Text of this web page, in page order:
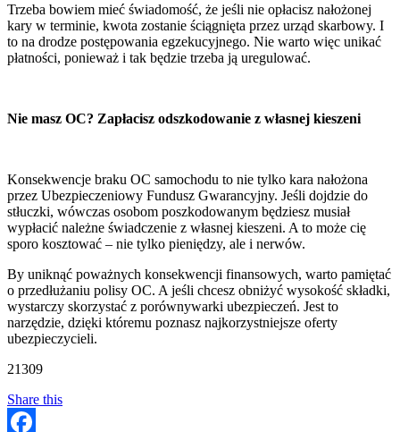
Trzeba bowiem mieć świadomość, że jeśli nie opłacisz nałożonej
kary w terminie, kwota zostanie ściągnięta przez urząd skarbowy. I
to na drodze postępowania egzekucyjnego. Nie warto więc unikać
płatności, ponieważ i tak będzie trzeba ją uregulować.
Nie masz OC? Zapłacisz odszkodowanie z własnej kieszeni
Konsekwencje braku OC samochodu to nie tylko kara nałożona
przez Ubezpieczeniowy Fundusz Gwarancyjny. Jeśli dojdzie do
stłuczki, wówczas osobom poszkodowanym będziesz musiał
wypłacić należne świadczenie z własnej kieszeni. A to może cię
sporo kosztować – nie tylko pieniędzy, ale i nerwów.
By uniknąć poważnych konsekwencji finansowych, warto pamiętać
o przedłużaniu polisy OC. A jeśli chcesz obniżyć wysokość składki,
wystarczy skorzystać z porównywarki ubezpieczeń. Jest to
narzędzie, dzięki któremu poznasz najkorzystniejsze oferty
ubezpieczycieli.
21309
Share this